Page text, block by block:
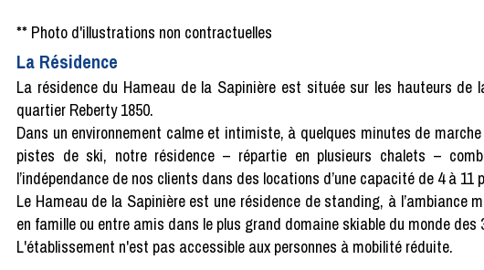
** Photo d'illustrations non contractuelles
La Résidence
La résidence du Hameau de la Sapinière est située sur les hauteurs
quartier Reberty 1850.
Dans un environnement calme et intimiste, à quelques minutes de
pistes de ski, notre résidence – répartie en plusieurs chalets –
l’indépendance de nos clients dans des locations d’une capacité de 4 à 11
Le Hameau de la Sapinière est une résidence de standing, à l’ambiance
en famille ou entre amis dans le plus grand domaine skiable du monde des
L'établissement n'est pas accessible aux personnes à mobilité réduite.